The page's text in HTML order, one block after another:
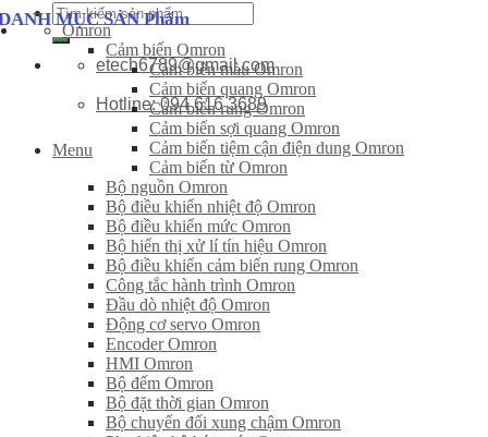
Tìm
kiếm:
etech6789@gmail.com
Hotline: 094 616 3689
Menu
MỤC SẢN Phẩm
Omron
Cảm biến Omron
Cảm biến màu Omron
Cảm biến quang Omron
Cảm biến rung Omron
Cảm biến sợi quang Omron
Cảm biến tiệm cận điện dung Omron
Cảm biến từ Omron
Bộ nguồn Omron
Bộ điều khiển nhiệt độ Omron
Bộ điều khiển mức Omron
Bộ hiển thị xử lí tín hiệu Omron
Bộ điều khiển cảm biến rung Omron
Công tắc hành trình Omron
Đầu dò nhiệt độ Omron
Động cơ servo Omron
Encoder Omron
HMI Omron
Bộ đếm Omron
Bộ đặt thời gian Omron
Bộ chuyển đổi xung chậm Omron